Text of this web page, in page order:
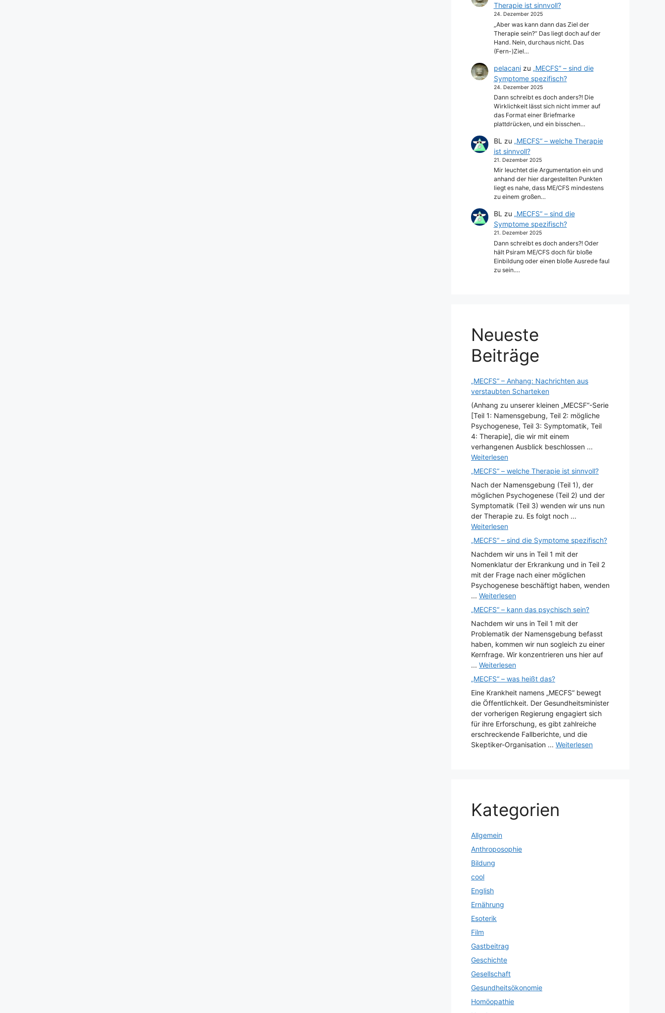
Therapie ist sinnvoll?
24. Dezember 2025
„Aber was kann dann das Ziel der
Therapie sein?“ Das liegt doch auf der
Hand. Nein, durchaus nicht. Das
(Fern-)Ziel…
pelacanizu „MECFS“ – sind die
Symptome spezifisch?
24. Dezember 2025
Dann schreibt es doch anders?! Die
Wirklichkeit lässt sich nicht immer auf
das Format einer Briefmarke
plattdrücken, und ein bisschen…
BL zu „MECFS“ – welche Therapie
ist sinnvoll?
21. Dezember 2025
Mir leuchtet die Argumentation ein und
anhand der hier dargestellten Punkten
liegt es nahe, dass ME/CFS mindestens
zu einem großen…
BL zu „MECFS“ – sind die
Symptome spezifisch?
21. Dezember 2025
Dann schreibt es doch anders?! Oder
hält Psiram ME/CFS doch für bloße
Einbildung oder einen bloße Ausrede faul
zu sein.…
Neueste
Beiträge
„MECFS“ – Anhang: Nachrichten aus
verstaubten Scharteken
(Anhang zu unserer kleinen „MECSF“-Serie
[Teil 1: Namensgebung, Teil 2: mögliche
Psychogenese, Teil 3: Symptomatik, Teil
4: Therapie], die wir mit einem
verhangenen Ausblick beschlossen ...
Weiterlesen
„MECFS“ – welche Therapie ist sinnvoll?
Nach der Namensgebung (Teil 1), der
möglichen Psychogenese (Teil 2) und der
Symptomatik (Teil 3) wenden wir uns nun
der Therapie zu. Es folgt noch ...
Weiterlesen
„MECFS“ – sind die Symptome spezifisch?
Nachdem wir uns in Teil 1 mit der
Nomenklatur der Erkrankung und in Teil 2
mit der Frage nach einer möglichen
Psychogenese beschäftigt haben, wenden
... Weiterlesen
„MECFS“ – kann das psychisch sein?
Nachdem wir uns in Teil 1 mit der
Problematik der Namensgebung befasst
haben, kommen wir nun sogleich zu einer
Kernfrage. Wir konzentrieren uns hier auf
... Weiterlesen
„MECFS“ – was heißt das?
Eine Krankheit namens „MECFS“ bewegt
die Öffentlichkeit. Der Gesundheitsminister
der vorherigen Regierung engagiert sich
für ihre Erforschung, es gibt zahlreiche
erschreckende Fallberichte, und die
Skeptiker-Organisation ... Weiterlesen
Kategorien
Allgemein
Anthroposophie
Bildung
cool
English
Ernährung
Esoterik
Film
Gastbeitrag
Geschichte
Gesellschaft
Gesundheitsökonomie
Homöopathie